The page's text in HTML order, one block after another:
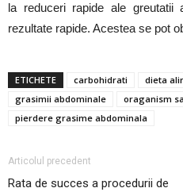
la reduceri rapide ale greutatii
rezultate rapide. Acestea se pot
ETICHETE carbohidrati
dieta
grasimii abdominale
oraganism
pierdere grasime abdominala
Articolul precedent
Rata de succes a procedurii de